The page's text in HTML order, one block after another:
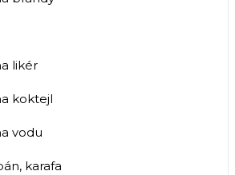
likér
koktejl
vodu
karafa